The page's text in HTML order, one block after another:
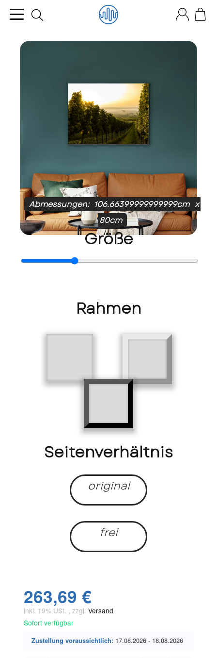
Abmessungen: 106.66399999999999cm x
80cm
Größe
Rahmen
Seitenverhältnis
original
frei
263,69 €
inkl. 19% USt. , zzgl. Versand
Sofort verfügbar
Zustellung voraussichtlich: 17.08.2026 - 18.08.2026